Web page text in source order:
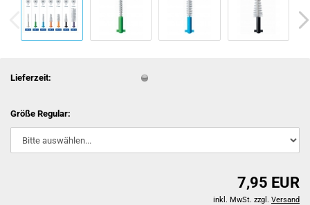
Lieferzeit:
Größe Regular:
7,95 EUR
inkl. MwSt. zzgl. Versand